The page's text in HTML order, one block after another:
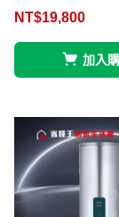
NT$19,800
加入